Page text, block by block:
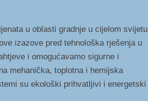
u oblasti gradnje u cijelom svijetu
izazove pred tehnološka rješenja u
i omogućavamo sigurne i
mehanička, toplotna i hemijska
su ekološki prihvatljivi i energetski